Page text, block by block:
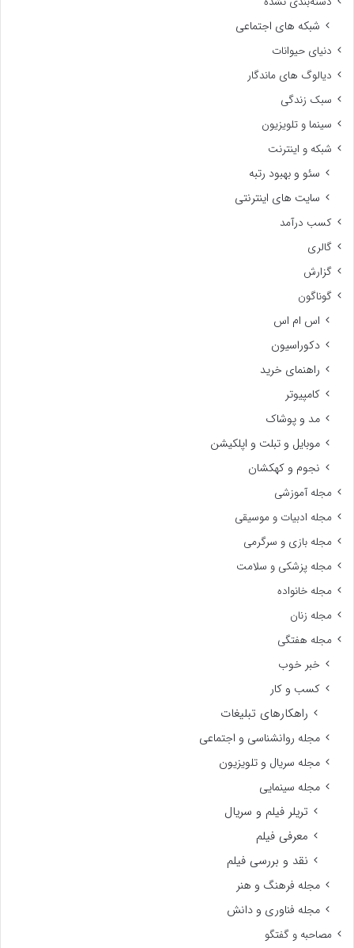
شبکه های اجتماعی
دنیای حیوانات
دیالوگ های ماندگار
سبک زندگی
سینما و تلویزیون
شبکه و اینترنت
سئو و بهبود رتبه
سایت های اینترنتی
کسب درآمد
گالری
گزارش
گوناگون
اس ام اس
دکوراسیون
راهنمای خرید
کامپیوتر
مد و پوشاک
موبایل و تبلت و اپلکیشن
نجوم و کهکشان
مجله آموزشی
مجله ادبیات و موسیقی
مجله بازی و سرگرمی
مجله پزشکی و سلامت
مجله خانواده
مجله زنان
مجله هفتگی
خبر خوب
کسب و کار
راهکارهای تبلیغات
مجله روانشناسی و اجتماعی
مجله سریال و تلویزیون
مجله سینمایی
تریلر فیلم و سریال
معرفی فیلم
نقد و بررسی فیلم
مجله فرهنگ و هنر
مجله فناوری و دانش
مصاحبه و گفتگو